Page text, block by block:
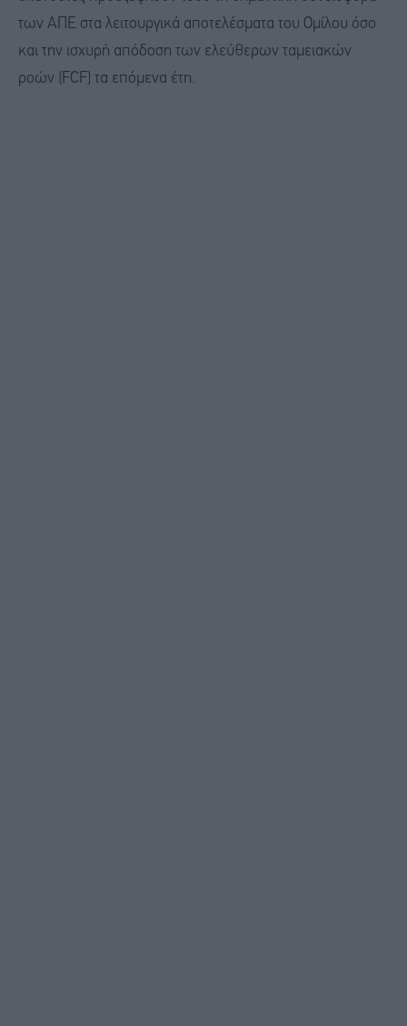
των ΑΠΕ στα λειτουργικά αποτελέσματα του Ομίλου όσο
και την ισχυρή απόδοση των ελεύθερων ταμειακών
ροών (FCF) τα επόμενα έτη.